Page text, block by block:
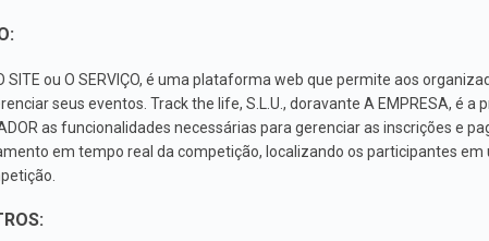
ou O SERVIÇO, é uma plataforma web que permite aos
seus eventos. Track the life, S.L.U., doravante A EMPRESA, é a
as funcionalidades necessárias para gerenciar as inscrições e
em tempo real da competição, localizando os participantes